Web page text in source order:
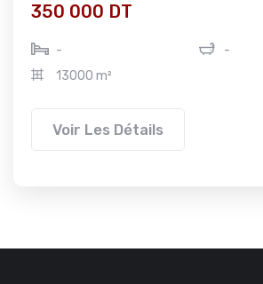
350 000 DT
-
-
13000 m²
Voir Les Détails